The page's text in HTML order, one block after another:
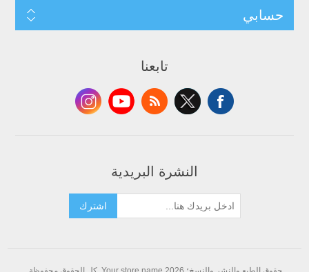
حسابي
تابعنا
النشرة البريدية
اشترك